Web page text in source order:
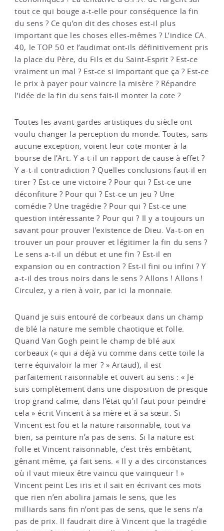
tout ce qui bouge a-t-elle pour conséquence la fin
du sens ? Ce qu’on dit des choses est-il plus
important que les choses elles-mêmes ? L’indice CA.
40, le TOP 50 et l’audimat ont-ils définitivement pris
la place du Père, du Fils et du Saint-Esprit ? Est-ce
vraiment un mal ? Est-ce si important que ça ? Est-ce
le prix à payer pour vaincre la misère ? Répandre
l’idée de la fin du sens fait-il monter la cote ?
Toutes les avant-gardes artistiques du siècle ont
voulu changer la perception du monde. Toutes, sans
aucune exception, voient leur cote monter à la
bourse de l’Art. Y a-t-il un rapport de cause à effet ?
Y a-t-il contradiction ? Quelles conclusions faut-il en
tirer ? Est-ce une victoire ? Pour qui ? Est-ce une
déconfiture ? Pour qui ? Est-ce un jeu ? Une
comédie ? Une tragédie ? Pour qui ? Est-ce une
question intéressante ? Pour qui ? Il y a toujours un
savant pour prouver l’existence de Dieu. Va-t-on en
trouver un pour prouver et légitimer la fin du sens ?
Le sens a-t-il un début et une fin ? Est-il en
expansion ou en contraction ? Est-il fini ou infini ? Y
a-t-il des trous noirs dans le sens ? Allons ! Allons !
Circulez, y a rien à voir, par ici la monnaie.
Quand je suis entouré de corbeaux dans un champ
de blé la nature me semble chaotique et folle.
Quand Van Gogh peint le champ de blé aux
corbeaux (« qui a déjà vu comme dans cette toile la
terre équivaloir la mer ? » Artaud), il est
parfaitement raisonnable et ouvert au sens : « Je
suis complètement dans une disposition de presque
trop grand calme, dans l’état qu’il faut pour peindre
cela » écrit Vincent à sa mère et à sa sœur. Si
Vincent est fou et la nature raisonnable, tout va
bien, sa peinture n’a pas de sens. Si la nature est
folle et Vincent raisonnable, c’est très embêtant,
gênant même, ça fait sens. « Il y a des circonstances
où il vaut mieux être vaincu que vainqueur ! »
Vincent peint Les iris et il sait en écrivant ces mots
que rien n’en abolira jamais le sens, que les
milliards sans fin n’ont pas de sens, que le sens n’a
pas de prix. Il faudrait dire à Vincent que la tragédie